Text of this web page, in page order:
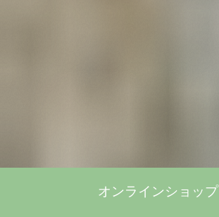
オンラインショップ